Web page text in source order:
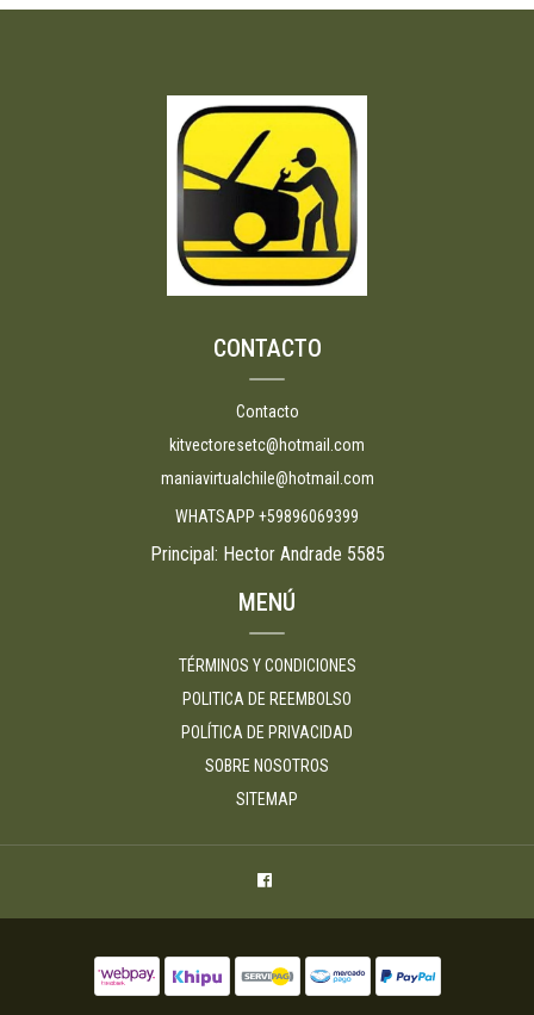
CONTACTO
Contacto
kitvectoresetc@hotmail.com
maniavirtualchile@hotmail.com
WHATSAPP +59896069399
Principal: Hector Andrade 5585
MENÚ
TÉRMINOS Y CONDICIONES
POLITICA DE REEMBOLSO
POLÍTICA DE PRIVACIDAD
SOBRE NOSOTROS
SITEMAP